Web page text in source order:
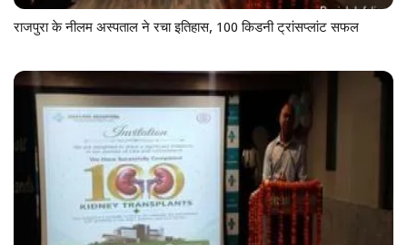
राजपुरा के नीलम अस्पताल ने रचा इतिहास, 100 किडनी ट्रांसप्लांट सफल